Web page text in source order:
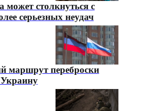
столкнуться с
серьезных неудач
маршрут переброски